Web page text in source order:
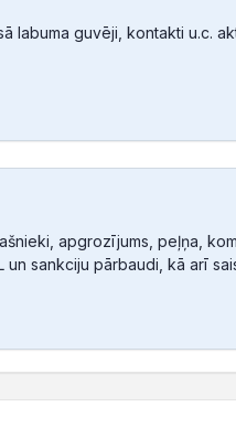
guvēji, kontakti u.c.
apgrozījums, peļņa,
sankciju pārbaudi, kā arī